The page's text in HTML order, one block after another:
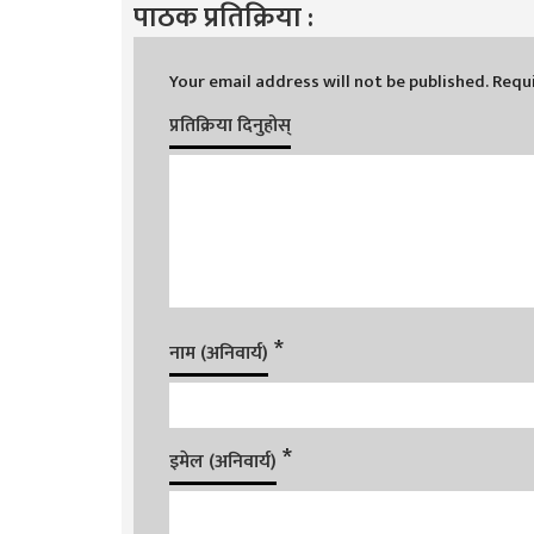
पाठक प्रतिक्रिया :
Your email address will not be published.
प्रतिक्रिया दिनुहोस्
नाम (अनिवार्य) *
इमेल (अनिवार्य) *